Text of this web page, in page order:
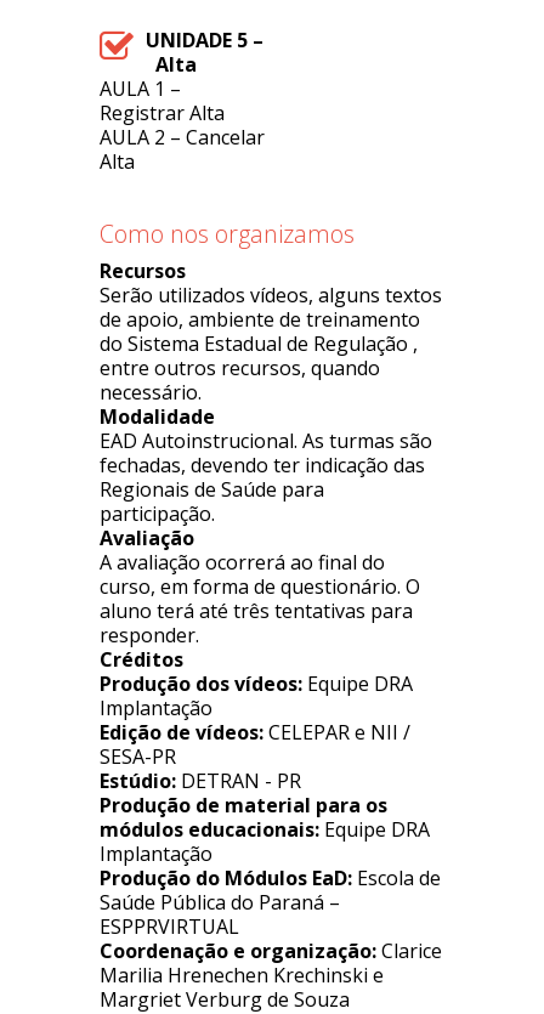
UNIDADE 5 –
Alta
AULA 1 –
Registrar Alta
AULA 2 – Cancelar
Alta
Como nos organizamos
Recursos
Serão utilizados vídeos, alguns textos
de apoio, ambiente de treinamento
do Sistema Estadual de Regulação ,
entre outros recursos, quando
necessário.
Modalidade
EAD Autoinstrucional. As turmas são
fechadas, devendo ter indicação das
Regionais de Saúde para
participação.
Avaliação
A avaliação ocorrerá ao final do
curso, em forma de questionário. O
aluno terá até três tentativas para
responder.
Créditos
Produção dos vídeos: Equipe DRA
Implantação
Edição de vídeos:CELEPAR e NII /
SESA-PR
Estúdio: DETRAN - PR
Produção de material para os
módulos educacionais: Equipe DRA
Implantação
Produção do Módulos EaD: Escola de
Saúde Pública do Paraná –
ESPPRVIRTUAL
Coordenação e organização:Clarice
Marilia Hrenechen Krechinski e
Margriet Verburg de Souza